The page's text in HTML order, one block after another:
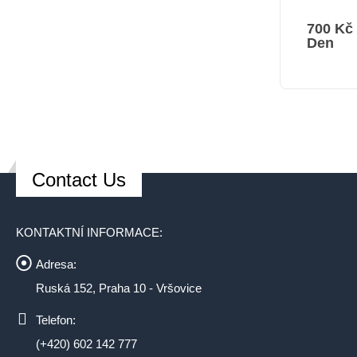
700 Kč
Den
Contact Us
KONTAKTNÍ INFORMACE:
Adresa:
Ruská 152, Praha 10 - Vršovice
Telefon:
(+420) 602 142 777